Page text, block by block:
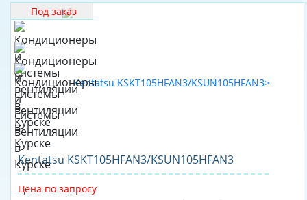
100
140
145
160
165
170
175
180
Под заказ
Kentatsu KSKT105HFAN3/KSUN105HFAN3
Цена по запросу